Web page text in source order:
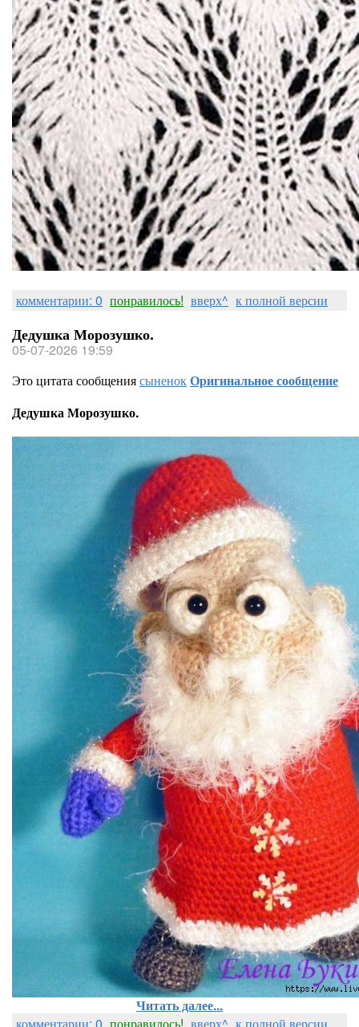
комментарии: 0 понравилось! вверх^ к полной версии
Дедушка Морозушко.
05-07-2026 19:59
Это цитата сообщениясыненокОригинальное сообщение
Дедушка Морозушко.
Читать далее...